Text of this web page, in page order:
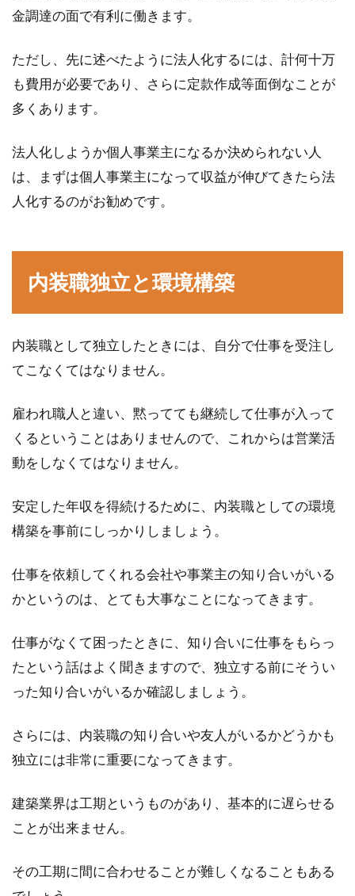
金調達の面で有利に働きます。
ただし、先に述べたように法人化するには、計何十万
も費用が必要であり、さらに定款作成等面倒なことが
多くあります。
法人化しようか個人事業主になるか決められない人
は、まずは個人事業主になって収益が伸びてきたら法
人化するのがお勧めです。
内装職独立と環境構築
内装職として独立したときには、自分で仕事を受注し
てこなくてはなりません。
雇われ職人と違い、黙ってても継続して仕事が入って
くるということはありませんので、これからは営業活
動をしなくてはなりません。
安定した年収を得続けるために、内装職としての環境
構築を事前にしっかりしましょう。
仕事を依頼してくれる会社や事業主の知り合いがいる
かというのは、とても大事なことになってきます。
仕事がなくて困ったときに、知り合いに仕事をもらっ
たという話はよく聞きますので、独立する前にそうい
った知り合いがいるか確認しましょう。
さらには、内装職の知り合いや友人がいるかどうかも
独立には非常に重要になってきます。
建築業界は工期というものがあり、基本的に遅らせる
ことが出来ません。
その工期に間に合わせることが難しくなることもある